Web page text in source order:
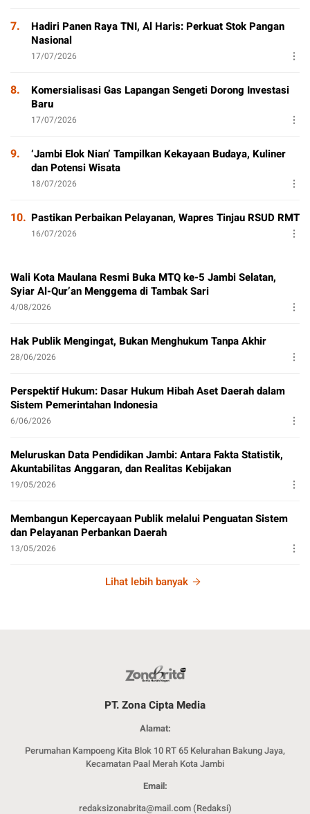
7.
Hadiri Panen Raya TNI, Al Haris: Perkuat Stok Pangan
Nasional
17/07/2026
8.
Komersialisasi Gas Lapangan Sengeti Dorong Investasi
Baru
17/07/2026
9.
‘Jambi Elok Nian’ Tampilkan Kekayaan Budaya, Kuliner
dan Potensi Wisata
18/07/2026
10. Pastikan Perbaikan Pelayanan, Wapres Tinjau RSUD RMT
16/07/2026
Wali Kota Maulana Resmi Buka MTQ ke-5 Jambi Selatan,
Syiar Al-Qur’an Menggema di Tambak Sari
4/08/2026
Hak Publik Mengingat, Bukan Menghukum Tanpa Akhir
28/06/2026
Perspektif Hukum: Dasar Hukum Hibah Aset Daerah dalam
Sistem Pemerintahan Indonesia
6/06/2026
Meluruskan Data Pendidikan Jambi: Antara Fakta Statistik,
Akuntabilitas Anggaran, dan Realitas Kebijakan
19/05/2026
Membangun Kepercayaan Publik melalui Penguatan Sistem
dan Pelayanan Perbankan Daerah
13/05/2026
Lihat lebih banyak
PT. Zona Cipta Media
Alamat:
Perumahan Kampoeng Kita Blok 10 RT 65 Kelurahan Bakung Jaya,
Kecamatan Paal Merah Kota Jambi
Email:
redaksizonabrita@mail.com (Redaksi)